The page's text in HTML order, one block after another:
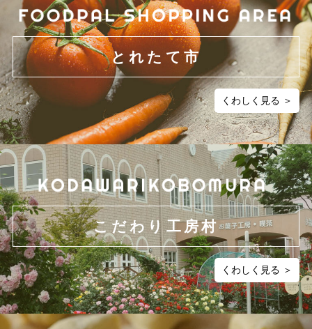
とれたて市
くわしく見る ＞
こだわり工房村
くわしく見る ＞